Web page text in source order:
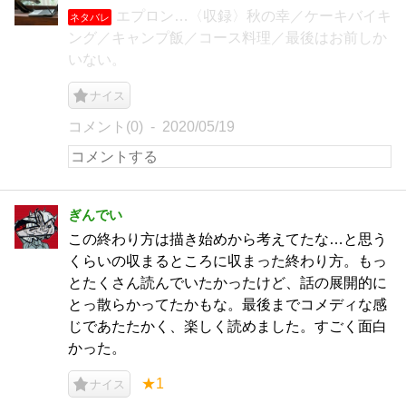
ネタバレ
エプロン…〈収録〉秋の幸／ケーキバイキ
ング／キャンプ飯／コース料理／最後はお前しか
いない。
ナイス
コメント(0) 2020/05/19
ぎんでい
この終わり方は描き始めから考えてたな…と思う
くらいの収まるところに収まった終わり方。もっ
とたくさん読んでいたかったけど、話の展開的に
とっ散らかってたかもな。最後までコメディな感
じであたたかく、楽しく読めました。すごく面白
かった。
ナイス ★1